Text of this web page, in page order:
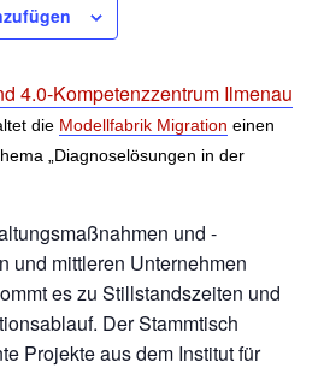
4.0-Kompetenzzentrum Ilmenau
die Modellfabrik Migration einen
„Diagnoselösungen in der
und -
und mittleren Unternehmen
es zu Stillstandszeiten und
Der Stammtisch
Projekte aus dem Institut für